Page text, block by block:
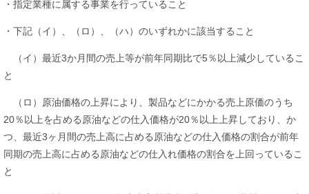
・指定業種に属する事業を行っていること
・下記（イ）、（ロ）、（ハ）のいずれかに該当すること
（イ）最近3か月間の売上等が前年同期比で5％以上減少しているこ
と
（ロ）原油価格の上昇により、製品などにかかる売上原価のうち
20％以上を占める原油などの仕入価格が20％以上上昇しており、か
つ、最近3ヶ月間の売上高に占める原油などの仕入価格の割合が前年
同期の売上高に占める原油などの仕入れ価格の割合を上回っているこ
と